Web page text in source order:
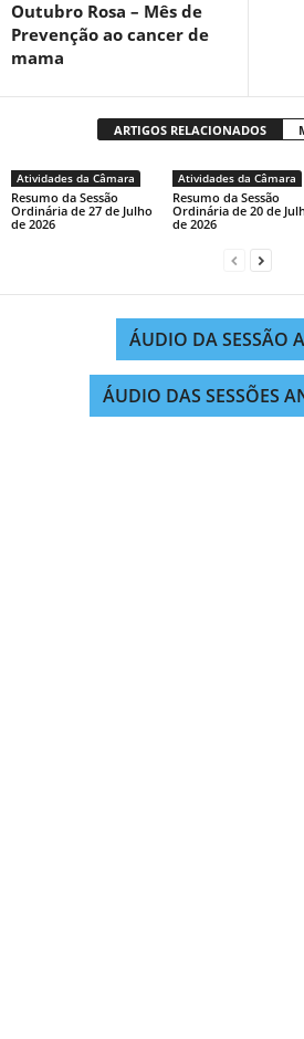
Outubro Rosa – Mês de
Prevenção ao cancer de
mama
ARTIGOS RELACIONADOS
Atividades da Câmara
Resumo da Sessão
Ordinária de 27 de Julho
de 2026
Atividades da Câmara
Resumo da Sessão
Ordinária de 20 de
de 2026
ÁUDIO DA SESSÃO
ÁUDIO DAS SESSÕES